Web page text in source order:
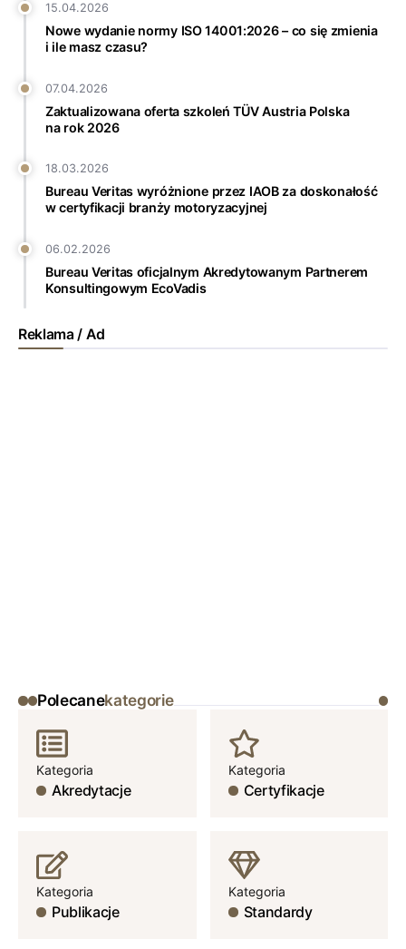
15.04.2026
Nowe wydanie normy ISO 14001:2026 – co się zmienia
i ile masz czasu?
07.04.2026
Zaktualizowana oferta szkoleń TÜV Austria Polska
na rok 2026
18.03.2026
Bureau Veritas wyróżnione przez IAOB za doskonałość
w certyfikacji branży motoryzacyjnej
06.02.2026
Bureau Veritas oficjalnym Akredytowanym Partnerem
Konsultingowym EcoVadis
Reklama / Ad
Polecanekategorie
Kategoria
Akredytacje
Kategoria
Certyfikacje
Kategoria
Publikacje
Kategoria
Standardy